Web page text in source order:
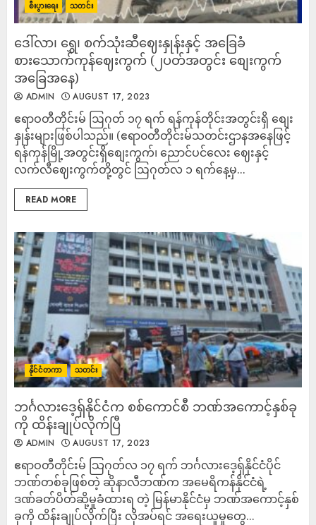
စီးပွားရေး သတင်း
ဒေါ်လာ၊ ရွှေ၊ စက်သုံးဆီဈေးနှုန်းနှင့် အခြေခံ
စားသောက်ကုန်ဈေးကွက် (၂ပတ်အတွင်း စျေးကွက်
အခြေအနေ)
ADMIN AUGUST 17, 2023
ဧရာဝတီတိုင်းမ် ဩဂုတ် ၁၇ ရက် ရန်ကုန်တိုင်းအတွင်းရှိ စျေး
နှုန်းများဖြစ်ပါသည်။ (ဧရာ၀တီတိုင်းမ်သတင်းဌာနအနေဖြင့်
ရန်ကုန်မြို့အတွင်းရှိစျေးကွက်၊ ညောင်ပင်လေး ဈေးနှင့်
လက်လီဈေးကွက်တို့တွင် ဩဂုတ်လ ၁ ရက်နေ့မှ...
READ MORE
နိုင်ငံတကာ သတင်း
ဘင်္ဂလားဒေ့ရှ်နိုင်ငံက စစ်ကောင်စီ ဘဏ်အကောင့်နှစ်ခု
ကို ထိန်းချုပ်လိုက်ပြီ
ADMIN AUGUST 17, 2023
ဧရာဝတီတိုင်းမ် သြဂုတ်လ ၁၇ ရက် ဘင်္ဂလားဒေ့ရှ်နိုင်ငံပိုင်
ဘဏ်တစ်ခုဖြစ်တဲ့ ဆိုနာလီဘဏ်က အမေရိကန်နိုင်ငံရဲ့
ဒဏ်ခတ်ပိတ်ဆို့မှုခံထားရ တဲ့ မြန်မာနိုင်ငံမှ ဘဏ်အကောင့်နှစ်
ခုကို ထိန်းချုပ်လိုက်ပြီး လိုအပ်ရင် အရေးယူမှုတွေ...